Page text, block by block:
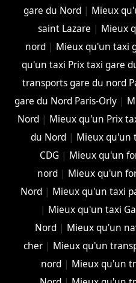
gare du Nord| Mieux
saint Lazare | Mieux
nord| Mieux qu'un taxi
qu'un taxi Prix taxi gare
transports gare du nord
gare du Nord Paris-Orly|
Nord | Mieux qu'un Prix
du Nord | Mieux qu'un
CDG | Mieux qu'un
nord | Mieux qu'un
Nord | Mieux qu'un taxi
| Mieux qu'un taxi
Nord| Mieux qu'un
cher| Mieux qu'un
nord | Mieux qu'un